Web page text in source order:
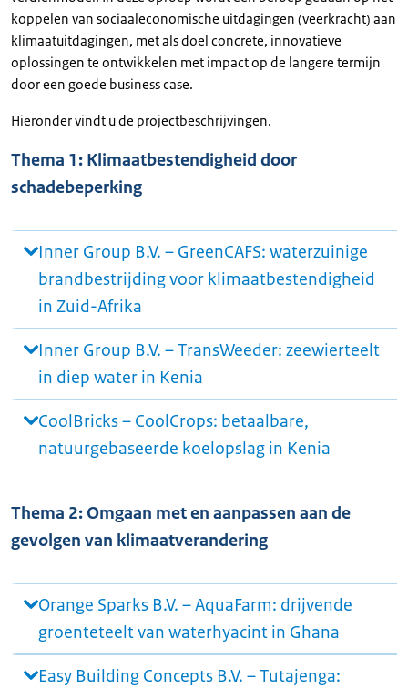
koppelen van sociaaleconomische uitdagingen (veerkracht) aan
klimaatuitdagingen, met als doel concrete, innovatieve
oplossingen te ontwikkelen met impact op de langere termijn
door een goede business case.
Hieronder vindt u de projectbeschrijvingen.
Thema 1: Klimaatbestendigheid door
schadebeperking
Inner Group B.V. – GreenCAFS: waterzuinige
brandbestrijding voor klimaatbestendigheid
in Zuid-Afrika
Inner Group B.V. – TransWeeder: zeewierteelt
in diep water in Kenia
CoolBricks – CoolCrops: betaalbare,
natuurgebaseerde koelopslag in Kenia
Thema 2: Omgaan met en aanpassen aan de
gevolgen van klimaatverandering
Orange Sparks B.V. – AquaFarm: drijvende
groenteteelt van waterhyacint in Ghana
Easy Building Concepts B.V. – Tutajenga: